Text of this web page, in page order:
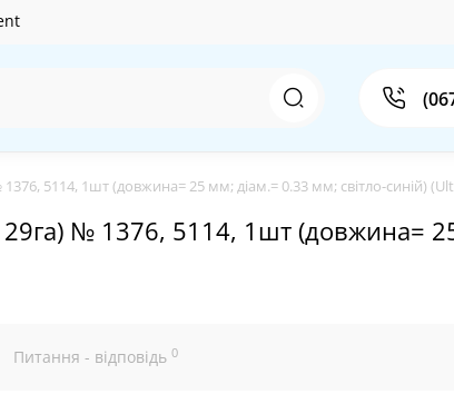
5114, 1шт (довжина= 25 мм; діам.= 0.33 мм; світло-синій)
№ 1376, 5114, 1шт (довжина=
Питання - відповідь 0